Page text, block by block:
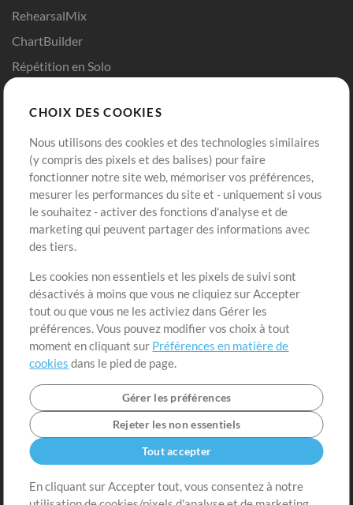
RehearsalMix
ChartBuilder
Répétition en Solo
Modèles ProPresenter
Sons
Boutique
Acheter des crédits
Contenu gratuit
Demander les pistes
Extras
Sessions
Soumettre votre contenu
Listes de lecture
Conférence MT
Compte
Connexion
S'inscrire
CHOIX DES COOKIES
Nous utilisons des cookies et des technologies similaires
(y compris des pixels et des balises) pour faire
fonctionner notre site web, mémoriser vos préférences,
mesurer les performances du site et - uniquement si vous
le souhaitez - activer des fonctions d'analyse et de
marketing qui peuvent partager des informations avec
des tiers.
Les cookies non essentiels et les pixels de suivi sont
désactivés à moins que vous ne cliquiez sur Accepter
tout ou que vous ne les activiez dans Gérer les
préférences. Vous pouvez modifier vos choix à tout
moment en cliquant sur Préférences en matière de
cookies dans le pied de page.
Gérer les préférences
Rejeter les non essentiels
Tout accepter
En cliquant sur Accepter tout, vous consentez à notre